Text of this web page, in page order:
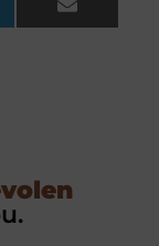
Email